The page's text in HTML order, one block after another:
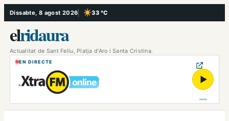
Vés
al
contingut
Dissabte, 8 agost 2026 33 °C
, Cel serè
elridaura
Actualitat de Sant Feliu, Platja d’Aro i Santa Cristina.
EN DIRECTE
▶